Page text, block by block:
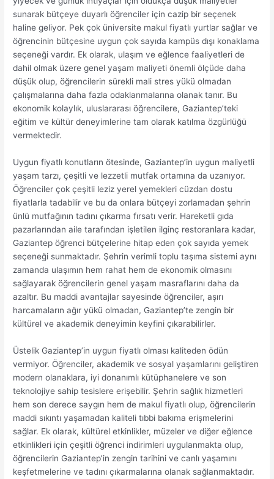
sunarak bütçeye duyarlı öğrenciler için cazip bir seçenek
haline geliyor. Pek çok üniversite makul fiyatlı yurtlar sağlar ve
öğrencinin bütçesine uygun çok sayıda kampüs dışı konaklama
seçeneği vardır. Ek olarak, ulaşım ve eğlence faaliyetleri de
dahil olmak üzere genel yaşam maliyeti önemli ölçüde daha
düşük olup, öğrencilerin sürekli mali stres yükü olmadan
çalışmalarına daha fazla odaklanmalarına olanak tanır. Bu
ekonomik kolaylık, uluslararası öğrencilere, Gaziantep’teki
eğitim ve kültür deneyimlerine tam olarak katılma özgürlüğü
vermektedir.
Uygun fiyatlı konutların ötesinde, Gaziantep’in uygun maliyetli
yaşam tarzı, çeşitli ve lezzetli mutfak ortamına da uzanıyor.
Öğrenciler çok çeşitli leziz yerel yemekleri cüzdan dostu
fiyatlarla tadabilir ve bu da onlara bütçeyi zorlamadan şehrin
ünlü mutfağının tadını çıkarma fırsatı verir. Hareketli gıda
pazarlarından aile tarafından işletilen ilginç restoranlara kadar,
Gaziantep öğrenci bütçelerine hitap eden çok sayıda yemek
seçeneği sunmaktadır. Şehrin verimli toplu taşıma sistemi aynı
zamanda ulaşımın hem rahat hem de ekonomik olmasını
sağlayarak öğrencilerin genel yaşam masraflarını daha da
azaltır. Bu maddi avantajlar sayesinde öğrenciler, aşırı
harcamaların ağır yükü olmadan, Gaziantep’te zengin bir
kültürel ve akademik deneyimin keyfini çıkarabilirler.
Üstelik Gaziantep’in uygun fiyatlı olması kaliteden ödün
vermiyor. Öğrenciler, akademik ve sosyal yaşamlarını geliştiren
modern olanaklara, iyi donanımlı kütüphanelere ve son
teknolojiye sahip tesislere erişebilir. Şehrin sağlık hizmetleri
hem son derece saygın hem de makul fiyatlı olup, öğrencilerin
maddi sıkıntı yaşamadan kaliteli tıbbi bakıma erişmelerini
sağlar. Ek olarak, kültürel etkinlikler, müzeler ve diğer eğlence
etkinlikleri için çeşitli öğrenci indirimleri uygulanmakta olup,
öğrencilerin Gaziantep’in zengin tarihini ve canlı yaşamını
keşfetmelerine ve tadını çıkarmalarına olanak sağlanmaktadır.